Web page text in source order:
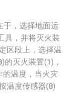
于，选择地面运
具，并将灭火装
区段上，选择温
的灭火装置(1)，
的温度，当火灾
温度传感器(8)